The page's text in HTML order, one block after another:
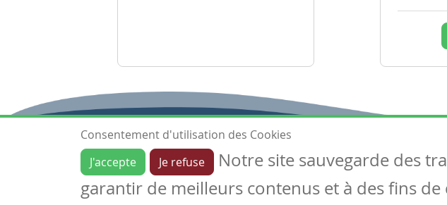
Ressources
Les ressources
Articles
Tous les articles
Consentement d'utilisation des Cookies
J'accepte
Je refuse
Notre site sauvegarde des
garantir de meilleurs contenus et à des fins